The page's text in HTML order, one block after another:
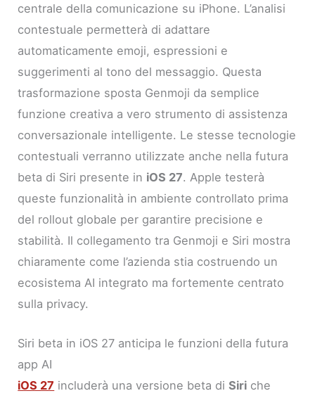
centrale della comunicazione su iPhone. L’analisi
contestuale permetterà di adattare
automaticamente emoji, espressioni e
suggerimenti al tono del messaggio. Questa
trasformazione sposta Genmoji da semplice
funzione creativa a vero strumento di assistenza
conversazionale intelligente. Le stesse tecnologie
contestuali verranno utilizzate anche nella futura
beta di Siri presente in iOS 27. Apple testerà
queste funzionalità in ambiente controllato prima
del rollout globale per garantire precisione e
stabilità. Il collegamento tra Genmoji e Siri mostra
chiaramente come l’azienda stia costruendo un
ecosistema AI integrato ma fortemente centrato
sulla privacy.
Siri beta in iOS 27 anticipa le funzioni della futura
app AI
iOS 27 includerà una versione beta diSiri che